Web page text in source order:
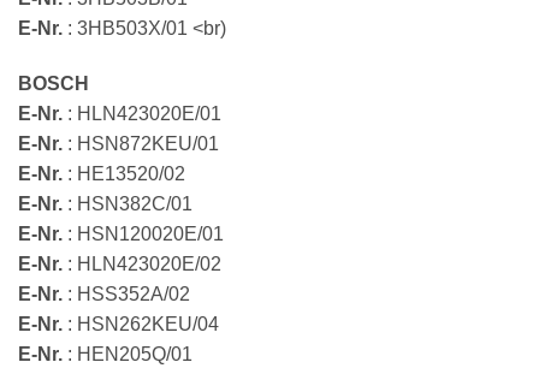
E-Nr. : 3HB503X/01 <br)
BOSCH
E-Nr. : HLN423020E/01
E-Nr. : HSN872KEU/01
E-Nr. : HE13520/02
E-Nr. : HSN382C/01
E-Nr. : HSN120020E/01
E-Nr. : HLN423020E/02
E-Nr. : HSS352A/02
E-Nr. : HSN262KEU/04
E-Nr. : HEN205Q/01